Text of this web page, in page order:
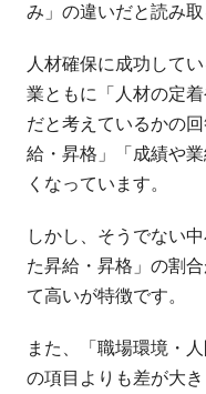
み」の違いだと読み取
人材確保に成功して
業ともに「人材の定
だと考えているかの
給・昇格」「成績や
くなっています。
しかし、そうでない
た昇給・昇格」の割
て高いが特徴です。
また、「職場環境・
の項目よりも差が大き